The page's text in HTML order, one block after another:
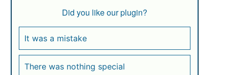
Did you like our plugin?
It was a mistake
There was nothing special